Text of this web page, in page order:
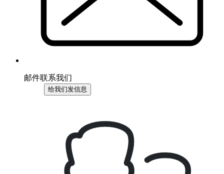
邮件联系我们
给我们发信息